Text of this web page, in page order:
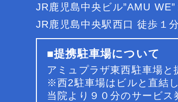
JR鹿児島中央ビル”AMU WE”
JR鹿児島中央駅西口 徒歩１
■提携駐車場について
アミュプラザ東西駐車場と
※西2駐車場はビルと直結
当院より９０分のサービス